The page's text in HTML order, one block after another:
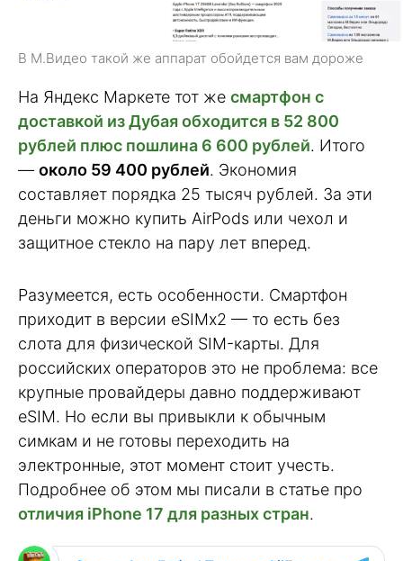
В М.Видео такой же аппарат обойдется вам дороже
На Яндекс Маркете тот же смартфон с
доставкой из Дубая обходится в 52 800
рублей плюс пошлина 6 600 рублей. Итого
— около 59 400 рублей. Экономия
составляет порядка 25 тысяч рублей. За эти
деньги можно купить AirPods или чехол и
защитное стекло на пару лет вперед.
Разумеется, есть особенности. Смартфон
приходит в версии eSIMx2 — то есть без
слота для физической SIM-карты. Для
российских операторов это не проблема: все
крупные провайдеры давно поддерживают
eSIM. Но если вы привыкли к обычным
симкам и не готовы переходить на
электронные, этот момент стоит учесть.
Подробнее об этом мы писали в статье про
отличия iPhone 17 для разных стран.